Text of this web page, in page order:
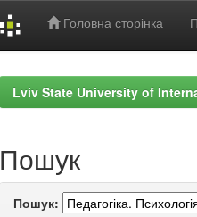
Головна сторінка
Lviv State University of
Пошук
Пошук: